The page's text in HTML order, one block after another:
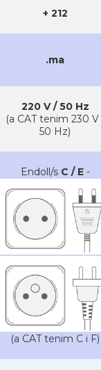
+ 212
.ma
220 V / 50 Hz
(a CAT tenim 230 V
50 Hz)
Endoll/s C / E-
(a CAT tenim C i F)